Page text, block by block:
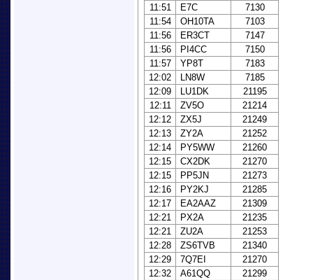
11:51
E7C
7130
11:54
OH10TA
7103
11:56
ER3CT
7147
11:56
PI4CC
7150
11:57
YP8T
7183
12:02
LN8W
7185
12:09
LU1DK
21195
12:11
ZV5O
21214
12:12
ZX5J
21249
12:13
ZY2A
21252
12:14
PY5WW
21260
12:15
CX2DK
21270
12:15
PP5JN
21273
12:16
PY2KJ
21285
12:17
EA2AAZ
21309
12:21
PX2A
21235
12:21
ZU2A
21253
12:28
ZS6TVB
21340
12:29
7Q7EI
21270
12:32
A61QQ
21299